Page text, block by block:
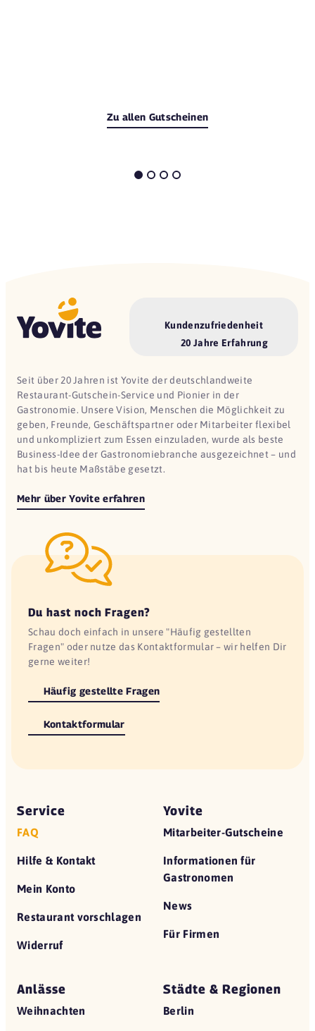
Zu allen Gutscheinen
Kundenzufriedenheit
20 Jahre Erfahrung
Seit über 20 Jahren ist Yovite der deutschlandweite
Restaurant-Gutschein-Service und Pionier in der
Gastronomie. Unsere Vision, Menschen die Möglichkeit zu
geben, Freunde, Geschäftspartner oder Mitarbeiter flexibel
und unkompliziert zum Essen einzuladen, wurde als beste
Business-Idee der Gastronomiebranche ausgezeichnet – und
hat bis heute Maßstäbe gesetzt.
Mehr über Yovite erfahren
Du hast noch Fragen?
Schau doch einfach in unsere "Häufig gestellten
Fragen" oder nutze das Kontaktformular – wir helfen Dir
gerne weiter!
Häufig gestellte Fragen
Kontaktformular
Service
FAQ
Hilfe & Kontakt
Mein Konto
Restaurant vorschlagen
Widerruf
Yovite
Mitarbeiter-Gutscheine
Informationen für
Gastronomen
News
Für Firmen
Anlässe
Weihnachten
Städte & Regionen
Berlin